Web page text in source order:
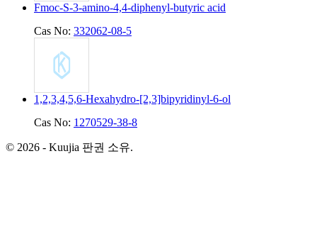
Fmoc-S-3-amino-4,4-diphenyl-butyric acid
Cas No: 332062-08-5
1,2,3,4,5,6-Hexahydro-[2,3]bipyridinyl-6-ol
Cas No: 1270529-38-8
© 2026 - Kuujia 판권 소유.